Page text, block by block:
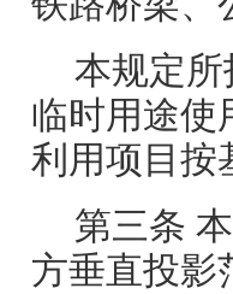
本规定
临时用途使
利用项目按
第三条
方垂直投影